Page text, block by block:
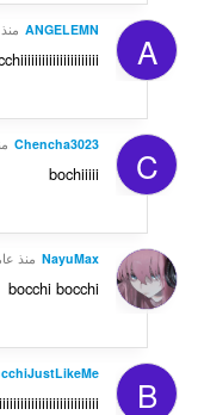
A
ANGELEMN
C
Chencha3023
bochiiiii
NayuMax منذ
bocchi bocchi
B